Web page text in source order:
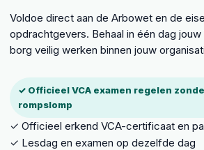
Voldoe direct aan de Arbowet en de
opdrachtgevers. Behaal in één dag
borg veilig werken binnen jouw
✓ Officieel VCA examen regelen
rompslomp
✓ Officieel erkend VCA-certificaat en
✓ Lesdag en examen op dezelfde dag